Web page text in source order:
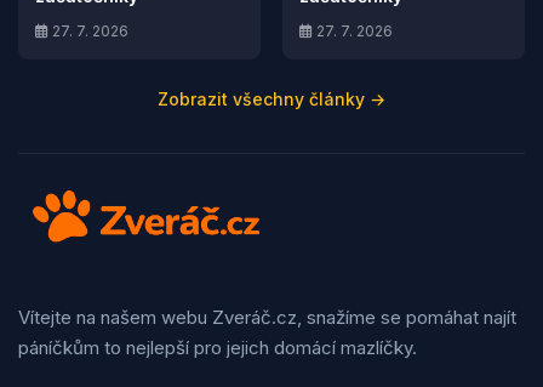
27. 7. 2026 27. 7. 2026
Zobrazit všechny články →
Vítejte na našem webu Zveráč.cz, snažíme se pomáhat najít
páníčkům to nejlepší pro jejich domácí mazlíčky.